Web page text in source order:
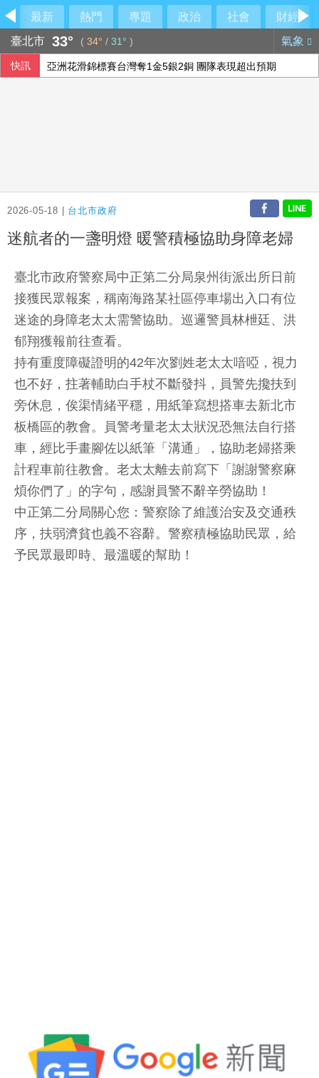
最新 熱門 專題 政治 社會
財經
臺北市 33° ( 34° / 31° ) 氣象
快訊 亞洲花滑錦標賽台灣奪1金5銀2銅 團隊表現超出預期
2026-05-18 | 台北市政府
迷航者的一盞明燈 暖警積極協助身障老婦
臺北市政府警察局中正第二分局泉州街派出所日前
接獲民眾報案，稱南海路某社區停車場出入口有位
迷途的身障老太太需警協助。巡邏警員林枻廷、洪
郁翔獲報前往查看。
持有重度障礙證明的42年次劉姓老太太喑啞，視力
也不好，拄著輔助白手杖不斷發抖，員警先攙扶到
旁休息，俟渠情緒平穩，用紙筆寫想搭車去新北市
板橋區的教會。員警考量老太太狀況恐無法自行搭
車，經比手畫腳佐以紙筆「溝通」，協助老婦搭乘
計程車前往教會。老太太離去前寫下「謝謝警察麻
煩你們了」的字句，感謝員警不辭辛勞協助！
中正第二分局關心您：警察除了維護治安及交通秩
序，扶弱濟貧也義不容辭。警察積極協助民眾，給
予民眾最即時、最溫暖的幫助！